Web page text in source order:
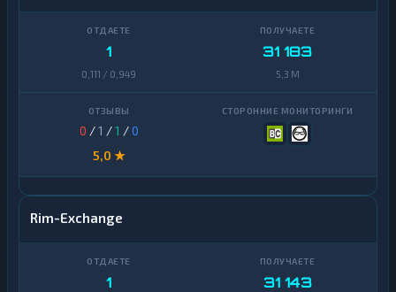
1
0,111 / 0,949
31 183
5,3 M
0 /1 /1 /0
5,0 ★
Rim-Exchange
1 31 143